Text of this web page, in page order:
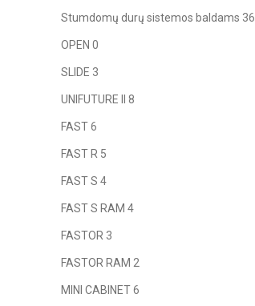
Stumdomų durų sistemos baldams 36
OPEN 0
SLIDE 3
UNIFUTURE II 8
FAST6
FAST R 5
FAST S 4
FAST S RAM 4
FASTOR 3
FASTOR RAM 2
MINI CABINET6